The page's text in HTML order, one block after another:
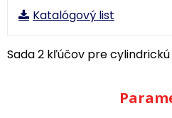
Katalógový list
Sada 2 kľúčov pre